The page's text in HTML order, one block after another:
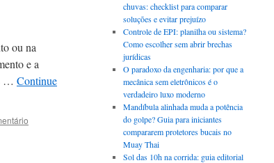
ou na
e a
… Continue
chuvas: checklist para comparar
soluções e evitar prejuízo
Controle de EPI: planilha ou sistema?
Como escolher sem abrir brechas
jurídicas
O paradoxo da engenharia: por que a
mecânica sem eletrônicos é o
verdadeiro luxo moderno
Mandíbula alinhada muda a potência
do golpe? Guia para iniciantes
compararem protetores bucais no
Muay Thai
Sol das 10h na corrida: guia editorial